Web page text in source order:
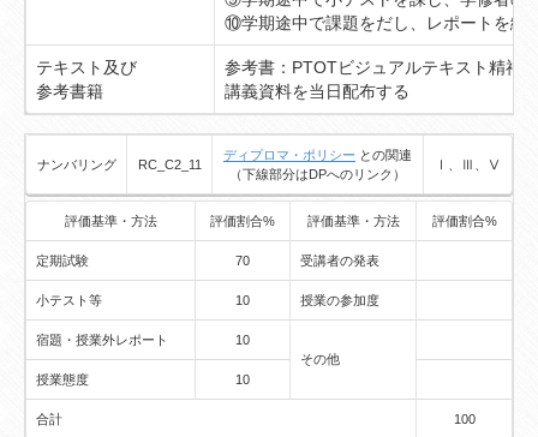
⑩学期途中で課題をだし、レポートを纏
テキスト及び
参考書籍
参考書：PTOTビジュアルテキスト精神
講義資料を当日配布する
ナンバリング RC_C2_11
ディプロマ・ポリシー との関連
（下線部分はDPへのリンク）
Ⅰ、Ⅲ、Ⅴ
評価基準・方法 評価割合% 評価基準・方法 評価割合%
定期試験 70 受講者の発表
小テスト等 10 授業の参加度
宿題・授業外レポート
10
その他
授業態度
10
合計 100